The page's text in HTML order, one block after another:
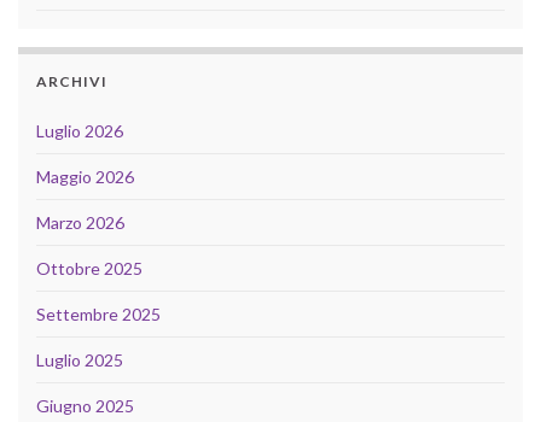
ARCHIVI
Luglio 2026
Maggio 2026
Marzo 2026
Ottobre 2025
Settembre 2025
Luglio 2025
Giugno 2025